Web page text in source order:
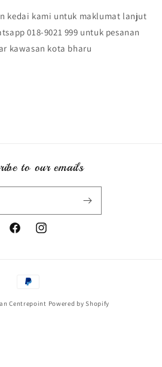
kedai kami untuk maklumat lanjut
018-9021 999 untuk pesanan
kawasan kota bharu
to our emails
FacebookInstagram
Payment
Centrepoint Powered by Shopify